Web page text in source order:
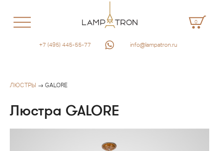
0
+7 (495) 445-55-77 info@lampatron.ru
ЛЮСТРЫ → GALORE
Люстра GALORE